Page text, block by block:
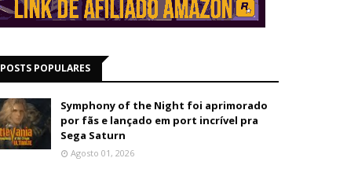
POSTS POPULARES
Symphony of the Night foi aprimorado
por fãs e lançado em port incrível pra
Sega Saturn
Agosto 01, 2026